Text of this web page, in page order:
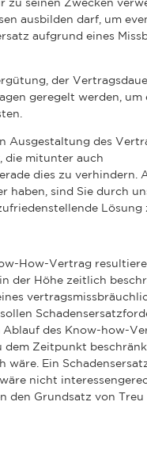
zu seinen Zwecken
ausbilden darf, um
aufgrund eines
der
geregelt werden, um
Ausgestaltung des
die mitunter auch
dies zu verhindern.
haben, sind Sie durch
Lösung
How-Vertrag
der Höhe zeitlich
des Know-how-
Zeitpunkt
Ein
nicht
den Grundsatz von Treu